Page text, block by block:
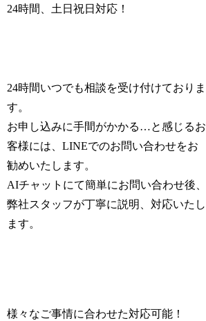
24時間、土日祝日対応！
24時間いつでも相談を受け付けておりま
す。
お申し込みに手間がかかる…と感じるお
客様には、LINEでのお問い合わせをお
勧めいたします。
AIチャットにて簡単にお問い合わせ後、
弊社スタッフが丁寧に説明、対応いたし
ます。
様々なご事情に合わせた対応可能！